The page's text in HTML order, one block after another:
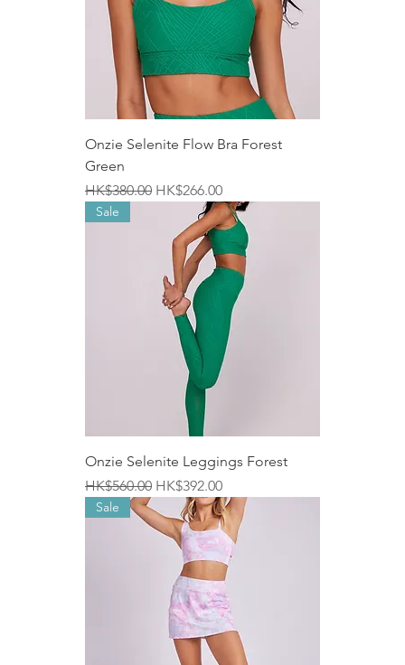
Onzie Selenite Flow Bra Forest
Green
一般價格
HK$380.00 促銷價格
HK$266.00
Sale
Onzie Selenite Leggings Forest
一般價格
HK$560.00 促銷價格
HK$392.00
Sale